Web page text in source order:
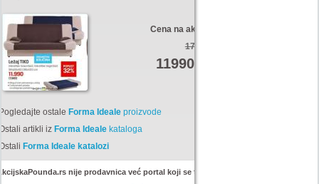
Cena na akciji:
17880
11990Din
ostale Forma Idealeproizvode
artikli iz Forma Idealekataloga
Forma Ideale katalozi
nije prodavnica već portal koji se trudi da uštedi vaš novac.